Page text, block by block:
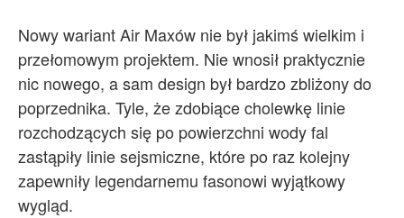
Nowy wariant Air Maxów nie był jakimś wielkim i
przełomowym projektem. Nie wnosił praktycznie
nic nowego, a sam design był bardzo zbliżony do
poprzednika. Tyle, że zdobiące cholewkę linie
rozchodzących się po powierzchni wody fal
zastąpiły linie sejsmiczne, które po raz kolejny
zapewniły legendarnemu fasonowi wyjątkowy
wygląd.